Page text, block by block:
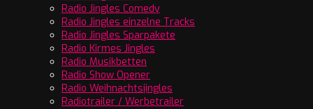
Radio Jingles Comedy
Radio Jingles einzelne Tracks
Radio Jingles Sparpakete
Radio Kirmes Jingles
Radio Musikbetten
Radio Show Opener
Radio Weihnachtsjingles
Radiotrailer / Werbetrailer